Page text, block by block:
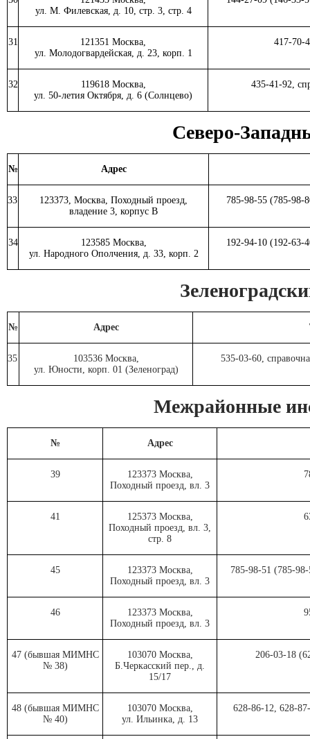
ул. М. Филевская, д. 10, стр. 3, стр. 4
31
121351 Москва,
ул. Молодогвардейская, д. 23, корп. 1
417-70-
32
119618 Москва,
ул. 50-летия Октября, д. 6 (Солнцево)
435-41-92,
Северо-
№ Адрес
33
123373, Москва, Походный проезд,
владение 3, корпус В
785-98-55 (785-98-
34
123585 Москва,
ул. Народного Ополчения, д. 33, корп. 2
192-94-10 (192-63-
№ Адрес
35
103536 Москва,
ул. Юности, корп. 01 (Зеленоград)
535-03-60,
Межрайонные
№ Адрес
39
123373 Москва,
Походный проезд, вл. 3
41
125373 Москва,
Походный проезд, вл. 3,
стр. 8
45
123373 Москва,
Походный проезд, вл. 3
785-98-51 (785-
46
123373 Москва,
Походный проезд, вл. 3
47 (бывшая МИМНС
№ 38)
103070 Москва,
Б.Черкасский пер., д.
15/17
206-03-18
48 (бывшая МИМНС
№ 40)
103070 Москва,
ул. Ильинка, д. 13
628-86-12, 628-